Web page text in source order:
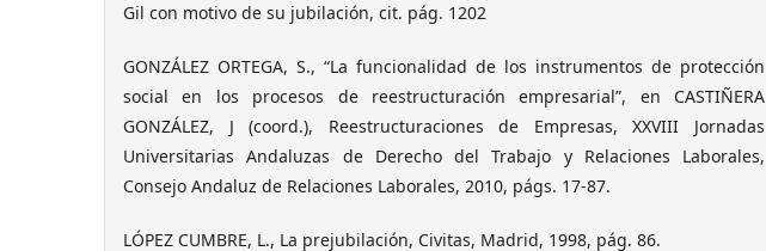
Gil con motivo de su jubilación, cit. pág. 1202
GONZÁLEZ ORTEGA, S., “La funcionalidad de los instrumentos de protección
social en los procesos de reestructuración empresarial”, en CASTIÑERA
GONZÁLEZ, J (coord.), Reestructuraciones de Empresas, XXVIII Jornadas
Universitarias Andaluzas de Derecho del Trabajo y Relaciones Laborales,
Consejo Andaluz de Relaciones Laborales, 2010, págs. 17-87.
LÓPEZ CUMBRE, L., La prejubilación, Civitas, Madrid, 1998, pág. 86.